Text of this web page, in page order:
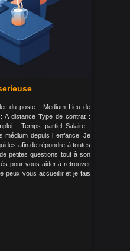
du poste : Medium Lieu de
A distance Type de contrat :
: Temps partiel Salaire :
médium depuis l enfance. Je
afin de répondre à toutes
petites questions tout à son
pour vous aider à retrouver
peux vous accueillir et je fais